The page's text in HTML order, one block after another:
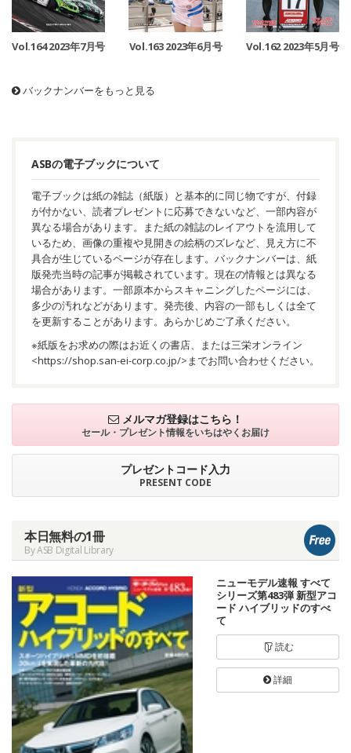
Vol.164 2023年7月号 Vol.163 2023年6月号 Vol.162 2023年5月号
バックナンバーをもっと見る
ASBの電子ブックについて
電子ブックは紙の雑誌（紙版）と基本的に同じ物ですが、付録
が付かない、読者プレゼントに応募できないなど、一部内容が
異なる場合があります。また紙の雑誌のレイアウトを流用して
いるため、画像の重複や見開きの絵柄のズレなど、見え方に不
具合が生じているページが存在します。バックナンバーは、紙
版発売当時の記事が掲載されています。現在の情報とは異なる
場合があります。一部原本からスキャニングしたページには、
多少の汚れなどがあります。発売後、内容の一部もしくは全て
を更新することがあります。あらかじめご了承ください。
※紙版をお求めの際はお近くの書店、または三栄オンライン
<https://shop.san-ei-corp.co.jp/>までお問い合わせください。
メルマガ登録はこちら！
セール・プレゼント情報をいちはやくお届け
プレゼントコード入力
PRESENT CODE
本日無料の1冊
By ASB Digital Library
ニューモデル速報 すべて
シリーズ第483弾 新型アコ
ード ハイブリッドのすべ
て
読む
詳細